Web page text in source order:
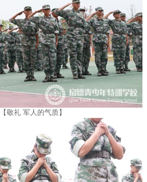
【敬礼 军人的气质】